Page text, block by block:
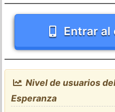
Entrar al
Nivel de usuarios
Esperanza